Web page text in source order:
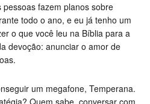
fazem planos sobre
todo o ano, e eu já tenho um
o que você leu na Bíblia para a
devoção: anunciar o amor de
um megafone, Temperana.